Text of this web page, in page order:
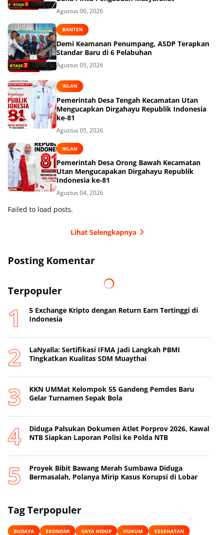
Agustus 06, 2026
BANTEN
Demi Keamanan Penumpang, ASDP Terapkan
Standar Baru di 6 Pelabuhan
Agustus 05, 2026
IKLAN
Pemerintah Desa Tengah Kecamatan Utan
Mengucapkan Dirgahayu Republik Indonesia
ke-81
Agustus 05, 2026
IKLAN
Pemerintah Desa Orong Bawah Kecamatan
Utan Mengucapakan Dirgahayu Republik
Indonesia ke-81
Agustus 04, 2026
Failed to load posts.
Lihat Selengkapnya
Posting Komentar
Terpopuler
5 Exchange Kripto dengan Return Earn Tertinggi di
Indonesia
LaNyalla: Sertifikasi IFMA Jadi Langkah PBMI
Tingkatkan Kualitas SDM Muaythai
KKN UMMat Kelompok 55 Gandeng Pemdes Baru
Gelar Turnamen Sepak Bola
Diduga Palsukan Dokumen Atlet Porprov 2026, Kawal
NTB Siapkan Laporan Polisi ke Polda NTB
Proyek Bibit Bawang Merah Sumbawa Diduga
Bermasalah, Polanya Mirip Kasus Korupsi di Lobar
Tag Terpopuler
BUDAYA EKONOMI GAYA HIDUP HUKUM
KESEHATAN